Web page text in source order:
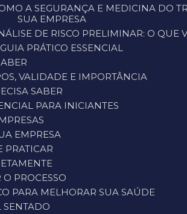
SUA EMPRESA
DE RISCO PRELIMINAR: O QUE
PRÁTICO ESSENCIAL
VALIDADE E IMPORTÂNCIA
SABER
PARA INICIANTES
EMPRESA
PRATICAR
PROCESSO
PARA MELHORAR SUA SAÚDE
SENTADO